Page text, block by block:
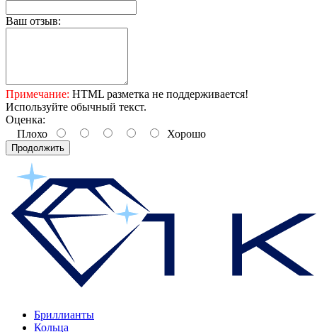
Ваш отзыв:
Примечание: HTML разметка не поддерживается!
Используйте обычный текст.
Оценка:
Плохо
Хорошо
Продолжить
Бриллианты
Кольца